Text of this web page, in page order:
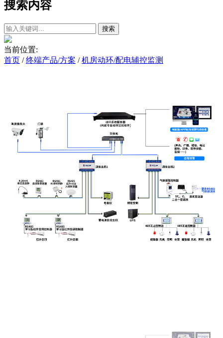
搜索内容
搜索
当前位置:
首页 /终端产品/方案 /机房动环/配电辅控监测